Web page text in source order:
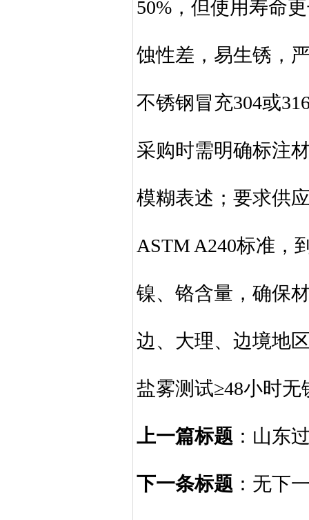
50%，但使用寿命
蚀性差，易生锈，
不锈钢冒充304或
采购时需明确标注
模糊表述；要求供
ASTM A240标准，
镍、铬含量，确保
边、大理、边境地
盐雾测试≥48小时无
上一篇标题 ： 山东
下一条标题 ： 无下